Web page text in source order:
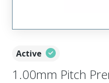
Active
1.00mm Pitch